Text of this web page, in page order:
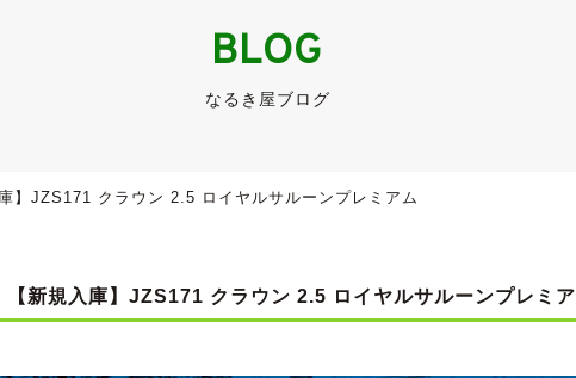
BLOG
なるき屋ブログ
】JZS171 クラウン 2.5 ロイヤルサルーンプレミアム
【新規入庫】JZS171 クラウン 2.5 ロイヤルサルーンプレミ